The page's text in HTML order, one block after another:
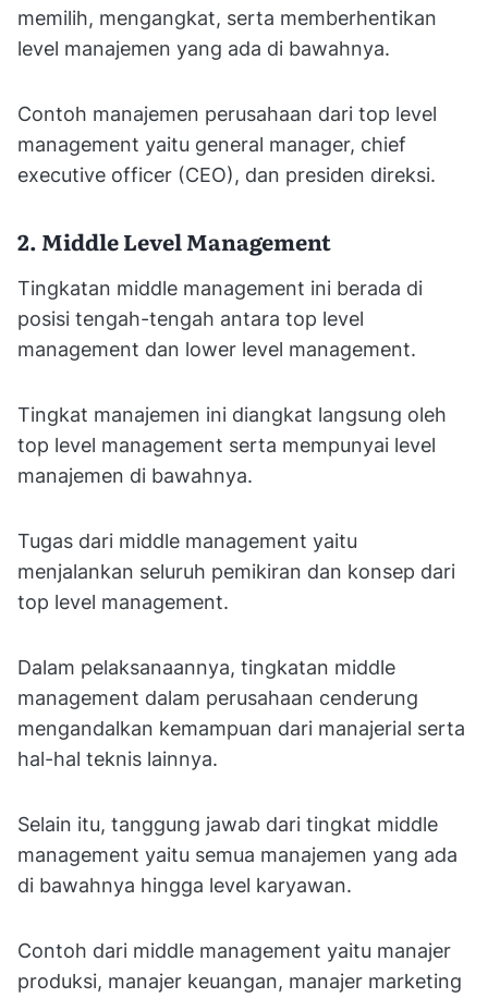
memilih, mengangkat, serta memberhentikan
level manajemen yang ada di bawahnya.
Contoh manajemen perusahaan dari top level
management yaitu general manager, chief
executive officer (CEO), dan presiden direksi.
2. Middle Level Management
Tingkatan middle management ini berada di
posisi tengah-tengah antara top level
management dan lower level management.
Tingkat manajemen ini diangkat langsung oleh
top level management serta mempunyai level
manajemen di bawahnya.
Tugas dari middle management yaitu
menjalankan seluruh pemikiran dan konsep dari
top level management.
Dalam pelaksanaannya, tingkatan middle
management dalam perusahaan cenderung
mengandalkan kemampuan dari manajerial serta
hal-hal teknis lainnya.
Selain itu, tanggung jawab dari tingkat middle
management yaitu semua manajemen yang ada
di bawahnya hingga level karyawan.
Contoh dari middle management yaitu manajer
produksi, manajer keuangan, manajer marketing